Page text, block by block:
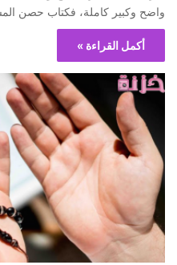
واضح وكبير كاملة، فكتاب حصن
أكمل القراءة »